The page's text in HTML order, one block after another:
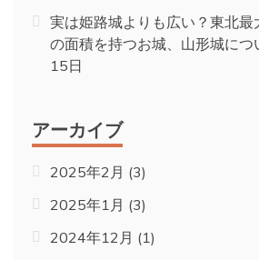
実は姫路城よりも広い？東北最
の面積を持つお城、山形城につ
15日
アーカイブ
2025年2月 (3)
2025年1月 (3)
2024年12月 (1)